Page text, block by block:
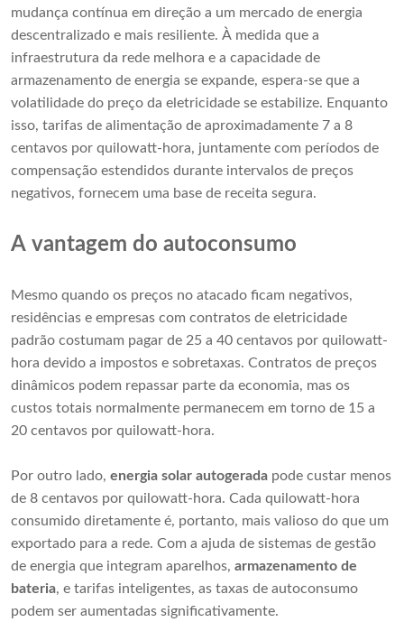
mudança contínua em direção a um mercado de energia
descentralizado e mais resiliente. À medida que a
infraestrutura da rede melhora e a capacidade de
armazenamento de energia se expande, espera-se que a
volatilidade do preço da eletricidade se estabilize. Enquanto
isso, tarifas de alimentação de aproximadamente 7 a 8
centavos por quilowatt-hora, juntamente com períodos de
compensação estendidos durante intervalos de preços
negativos, fornecem uma base de receita segura.
A vantagem do autoconsumo
Mesmo quando os preços no atacado ficam negativos,
residências e empresas com contratos de eletricidade
padrão costumam pagar de 25 a 40 centavos por quilowatt-
hora devido a impostos e sobretaxas. Contratos de preços
dinâmicos podem repassar parte da economia, mas os
custos totais normalmente permanecem em torno de 15 a
20 centavos por quilowatt-hora.
Por outro lado, energia solar autogerada pode custar menos
de 8 centavos por quilowatt-hora. Cada quilowatt-hora
consumido diretamente é, portanto, mais valioso do que um
exportado para a rede. Com a ajuda de sistemas de gestão
de energia que integram aparelhos, armazenamento de
bateria, e tarifas inteligentes, as taxas de autoconsumo
podem ser aumentadas significativamente.